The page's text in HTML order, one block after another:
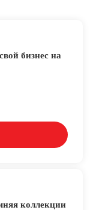
бизнес на
коллекции